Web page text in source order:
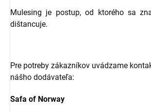
Mulesing je postup, od ktorého sa
dištancuje.
Pre potreby zákazníkov uvádzame
nášho dodávateľa:
Safa of Norway